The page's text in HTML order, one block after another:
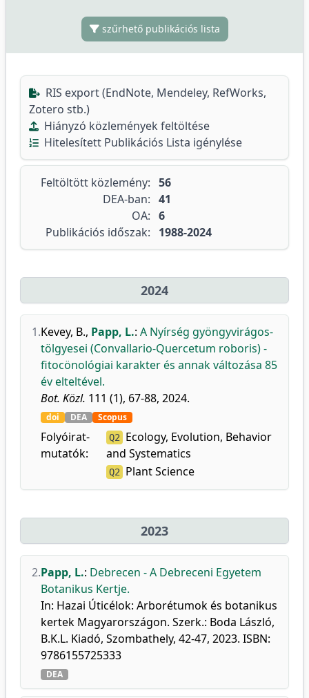
szűrhető publikációs lista
RIS export (EndNote, Mendeley, RefWorks,
Zotero stb.)
Hiányzó közlemények feltöltése
Hitelesített Publikációs Lista igénylése
Feltöltött közlemény: 56
DEA-ban: 41
OA: 6
Publikációs időszak:
1988-2024
2024
1.Kevey, B., Papp, L.: A Nyírség gyöngyvirágos-
tölgyesei (Convallario-Quercetum roboris) -
fitocönológiai karakter és annak változása 85
év elteltével.
Bot. Közl. 111 (1), 67-88, 2024.
doi DEA Scopus
Folyóirat-
mutatók:
Q2 Ecology, Evolution, Behavior
and Systematics
Q2 Plant Science
2023
2.Papp, L.: Debrecen - A Debreceni Egyetem
Botanikus Kertje.
In: Hazai Úticélok: Arborétumok és botanikus
kertek Magyarországon. Szerk.: Boda László,
B.K.L. Kiadó, Szombathely, 42-47, 2023. ISBN:
9786155725333
DEA